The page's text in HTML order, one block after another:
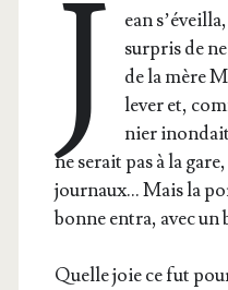
J
ean
sur­pris de
de la mère
lever et,
nier
ne serait pas à la
jour­naux… Mais la
bonne entra, avec un
Quelle joie ce fut